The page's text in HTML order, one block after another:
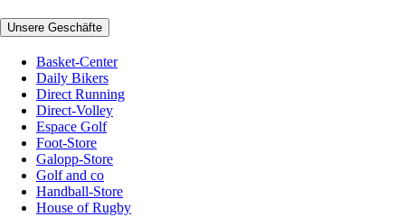
Unsere Geschäfte
Basket-Center
Daily Bikers
Direct Running
Direct-Volley
Espace Golf
Foot-Store
Galopp-Store
Golf and co
Handball-Store
House of Rugby